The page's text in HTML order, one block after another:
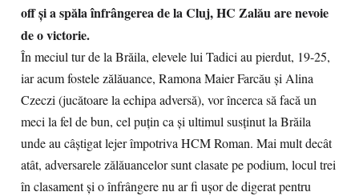
off și a spăla înfrângerea de la Cluj, HC Zalău are nevoie
de o victorie.
În meciul tur de la Brăila, elevele lui Tadici au pierdut, 19-25,
iar acum fostele zălăuance, Ramona Maier Farcău și Alina
Czeczi (jucătoare la echipa adversă), vor încerca să facă un
meci la fel de bun, cel puțin ca și ultimul susținut la Brăila
unde au câștigat lejer împotriva HCM Roman. Mai mult decât
atât, adversarele zălăuancelor sunt clasate pe podium, locul trei
în clasament și o înfrângere nu ar fi ușor de digerat pentru